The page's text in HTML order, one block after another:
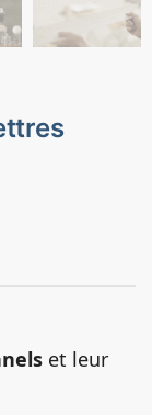
et leur